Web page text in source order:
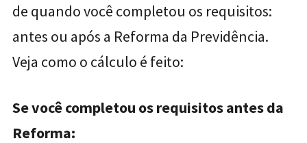
de quando você completou os requisitos:
antes ou após a Reforma da Previdência.
Veja como o cálculo é feito:
Se você completou os requisitos antes da
Reforma: